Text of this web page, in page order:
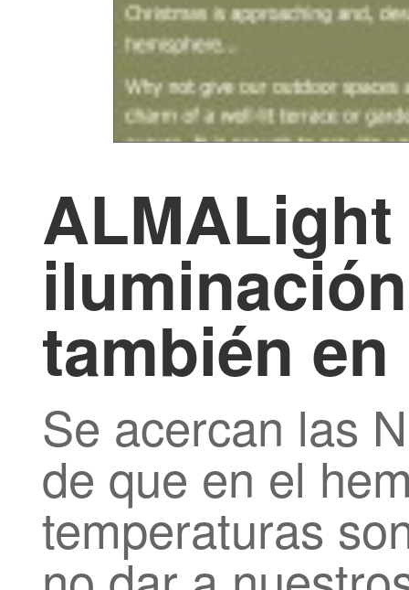
también
Se acercan las
de que en el
temperaturas